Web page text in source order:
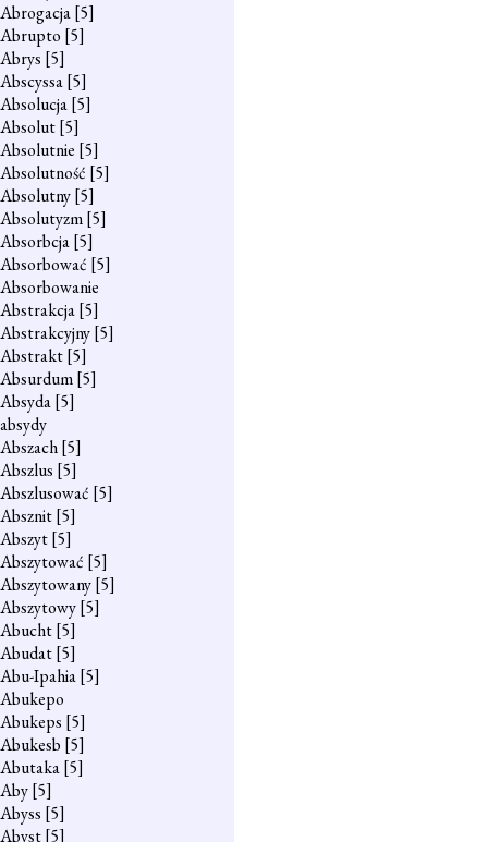
Abrogacja[5]
Abrupto [5]
Abrys [5]
Abscyssa[5]
Absolucja[5]
Absolut[5]
Absolutnie [5]
Absolutność [5]
Absolutny[5]
Absolutyzm[5]
Absorbcja[5]
Absorbować [5]
Absorbowanie
Abstrakcja[5]
Abstrakcyjny[5]
Abstrakt[5]
Absurdum[5]
Absyda[5]
absydy
Abszach[5]
Abszlus [5]
Abszlusować [5]
Absznit[5]
Abszyt[5]
Abszytować [5]
Abszytowany[5]
Abszytowy[5]
Abucht[5]
Abudat[5]
Abu-Ipahia[5]
Abukepo
Abukeps [5]
Abukesb [5]
Abutaka[5]
Aby[5]
Abyss [5]
Abyst[5]